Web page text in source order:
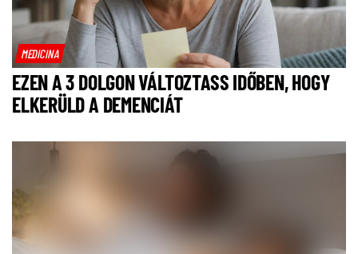
MEDICINA
EZEN A 3 DOLGON VÁLTOZTASS IDŐBEN, HOGY
ELKERÜLD A DEMENCIÁT